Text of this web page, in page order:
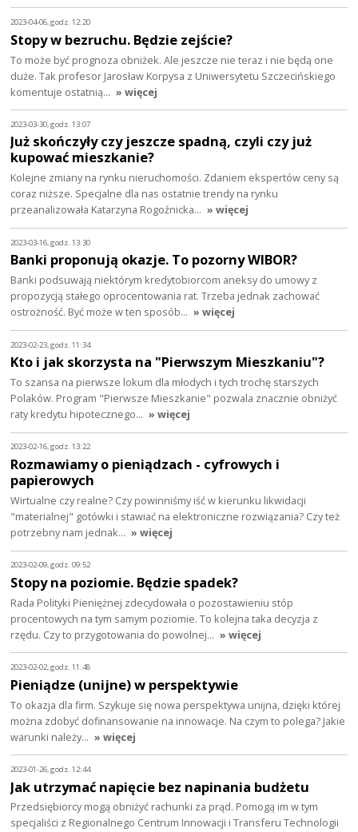
2023-04-06, godz. 12:20
Stopy w bezruchu. Będzie zejście?
To może być prognoza obniżek. Ale jeszcze nie teraz i nie będą one
duże. Tak profesor Jarosław Korpysa z Uniwersytetu Szczecińskiego
komentuje ostatnią… » więcej
2023-03-30, godz. 13:07
Już skończyły czy jeszcze spadną, czyli czy już
kupować mieszkanie?
Kolejne zmiany na rynku nieruchomości. Zdaniem ekspertów ceny są
coraz niższe. Specjalne dla nas ostatnie trendy na rynku
przeanalizowała Katarzyna Rogoźnicka… » więcej
2023-03-16, godz. 13:30
Banki proponują okazje. To pozorny WIBOR?
Banki podsuwają niektórym kredytobiorcom aneksy do umowy z
propozycją stałego oprocentowania rat. Trzeba jednak zachować
ostrożność. Być może w ten sposób… » więcej
2023-02-23, godz. 11:34
Kto i jak skorzysta na "Pierwszym Mieszkaniu"?
To szansa na pierwsze lokum dla młodych i tych trochę starszych
Polaków. Program "Pierwsze Mieszkanie" pozwala znacznie obniżyć
raty kredytu hipotecznego… » więcej
2023-02-16, godz. 13:22
Rozmawiamy o pieniądzach - cyfrowych i
papierowych
Wirtualne czy realne? Czy powinniśmy iść w kierunku likwidacji
"materialnej" gotówki i stawiać na elektroniczne rozwiązania? Czy też
potrzebny nam jednak… » więcej
2023-02-09, godz. 09:52
Stopy na poziomie. Będzie spadek?
Rada Polityki Pieniężnej zdecydowała o pozostawieniu stóp
procentowych na tym samym poziomie. To kolejna taka decyzja z
rzędu. Czy to przygotowania do powolnej… » więcej
2023-02-02, godz. 11:48
Pieniądze (unijne) w perspektywie
To okazja dla firm. Szykuje się nowa perspektywa unijna, dzięki której
można zdobyć dofinansowanie na innowacje. Na czym to polega? Jakie
warunki należy… » więcej
2023-01-26, godz. 12:44
Jak utrzymać napięcie bez napinania budżetu
Przedsiębiorcy mogą obniżyć rachunki za prąd. Pomogą im w tym
specjaliści z Regionalnego Centrum Innowacji i Transferu Technologii